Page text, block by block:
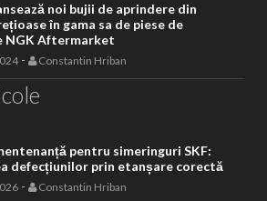
noi bujii de aprindere din
în gama sa de piese de
NGK Aftermarket
- Constantin Hriban
pentru simeringuri SKF:
defecțiunilor prin etanșare corectă
- Constantin Hriban